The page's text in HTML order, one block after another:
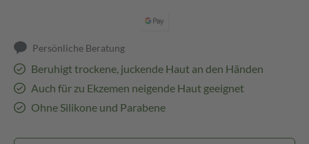
Persönliche Beratung
Beruhigt trockene, juckende Haut an den Händen
Auch für zu Ekzemen neigende Haut geeignet
Ohne Silikone und Parabene